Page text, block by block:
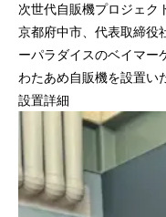
次世代自販機プロジェク
京都府中市、代表取締役
ーパラダイスのベイマー
わたあめ自販機を設置い
設置詳細